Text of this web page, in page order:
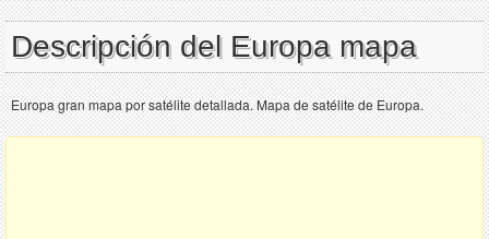
Descripción del Europa mapa
Europa gran mapa por satélite detallada. Mapa de satélite de Europa.